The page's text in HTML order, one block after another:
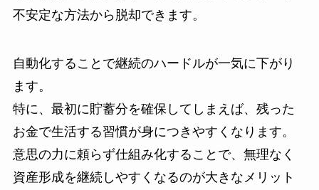
不安定な方法から脱却できます。
自動化することで継続のハードルが一気に下がり
ます。
特に、最初に貯蓄分を確保してしまえば、残った
お金で生活する習慣が身につきやすくなります。
意思の力に頼らず仕組み化することで、無理なく
資産形成を継続しやすくなるのが大きなメリット